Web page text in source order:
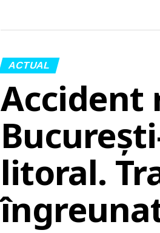
ACTUAL
Accident
litoral.